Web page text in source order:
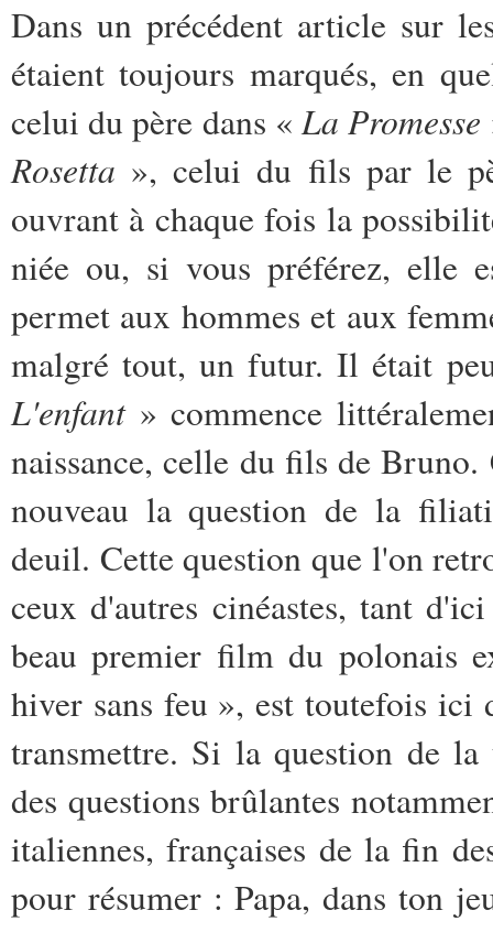
Dans un précédent article sur
étaient toujours marqués, en
celui du père dans «La Promesse
Rosetta », celui du fils par le
ouvrant à chaque fois la
niée ou, si vous préférez, elle
permet aux hommes et aux
malgré tout, un futur. Il était
L'enfant» commence
naissance, celle du fils de
nouveau la question de la
deuil. Cette question que l'on
ceux d'autres cinéastes, tant
beau premier film du polonais
hiver sans feu », est toutefois ici
transmettre. Si la question de
des questions brûlantes
italiennes, françaises de la fin
pour résumer : Papa, dans ton